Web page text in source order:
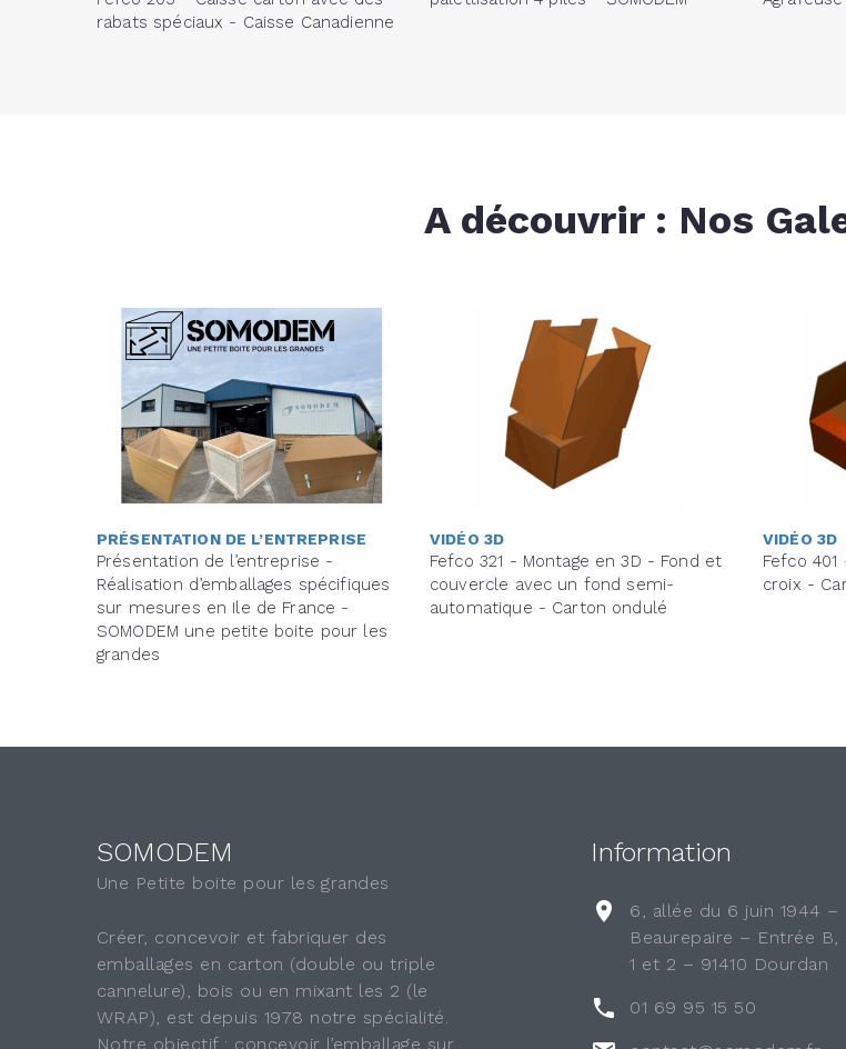
rabats spéciaux - Caisse Canadienne
A découvrir : Nos
PRÉSENTATION DE L’ENTREPRISE
Présentation de l’entreprise -
Réalisation d’emballages spécifiques
sur mesures en Ile de France -
SOMODEM une petite boite pour les
grandes
VIDÉO 3D
Fefco 321 - Montage en 3D - Fond et
couvercle avec un fond semi-
automatique - Carton ondulé
VIDÉO 3D
Fefco
croix -
SOMODEM
Une Petite boite pour les grandes
Créer, concevoir et fabriquer des
emballages en carton (double ou triple
cannelure), bois ou en mixant les 2 (le
WRAP), est depuis 1978 notre spécialité.
Notre objectif : concevoir l’emballage sur
Information
6, allée du 6 juin 1944 –
Beaurepaire – Entrée B,
1 et 2 – 91410 Dourdan
01 69 95 15 50